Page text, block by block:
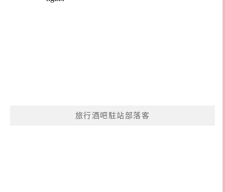
旅行酒吧駐站部落客